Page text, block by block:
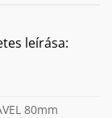
leírása:
80mm